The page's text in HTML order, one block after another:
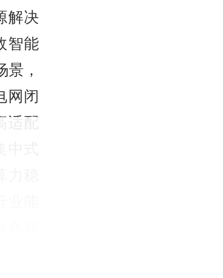
解决
智能
，
网闭
适配
式
稳